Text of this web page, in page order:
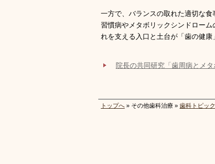
一方で、バランスの取れた適切な
習慣病やメタボリックシンドロー
れを支える入口と土台が「歯の健康
院長の共同研究「歯周病とメ
トップへ » その他歯科治療 » 歯科トピッ